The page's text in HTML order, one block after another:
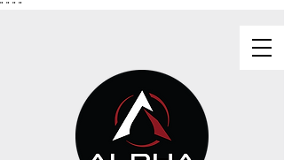
" " " "